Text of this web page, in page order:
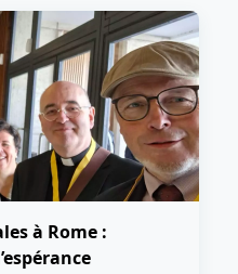
à Rome :